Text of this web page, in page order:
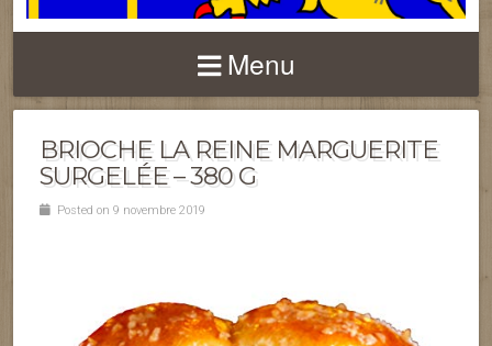
Menu
BRIOCHE LA REINE MARGUERITE
SURGELÉE – 380 G
Posted on 9 novembre 2019